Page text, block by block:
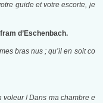
guide et votre escorte, je
d’Eschenbach.
bras nus ; qu’il en soit co
voleur ! Dans ma chambre e